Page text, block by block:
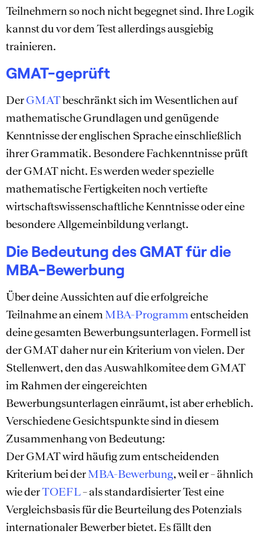
Teilnehmern so noch nicht begegnet sind. Ihre Logik
kannst du vor dem Test allerdings ausgiebig
trainieren.
GMAT-geprüft
DerGMATbeschränkt sich im Wesentlichen auf
mathematische Grundlagen und genügende
Kenntnisse der englischen Sprache einschließlich
ihrer Grammatik. Besondere Fachkenntnisse prüft
der GMAT nicht. Es werden weder spezielle
mathematische Fertigkeiten noch vertiefte
wirtschaftswissenschaftliche Kenntnisse oder eine
besondere Allgemeinbildung verlangt.
Die Bedeutung des GMAT für die
MBA-Bewerbung
Über deine Aussichten auf die erfolgreiche
Teilnahme an einem MBA-Programm entscheiden
deine gesamten Bewerbungsunterlagen. Formell ist
der GMAT daher nur ein Kriterium von vielen. Der
Stellenwert, den das Auswahlkomitee dem GMAT
im Rahmen der eingereichten
Bewerbungsunterlagen einräumt, ist aber erheblich.
Verschiedene Gesichtspunkte sind in diesem
Zusammenhang von Bedeutung:
Der GMAT wird häufig zum entscheidenden
Kriterium bei derMBA-Bewerbung, weil er – ähnlich
wie derTOEFL– als standardisierter Test eine
Vergleichsbasis für die Beurteilung des Potenzials
internationaler Bewerber bietet. Es fällt den